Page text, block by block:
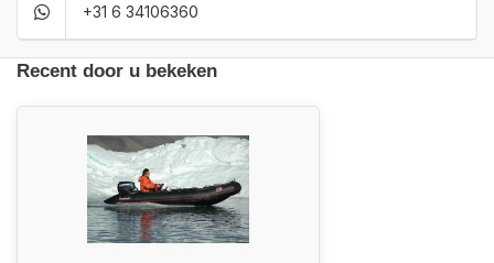
+31 6 34106360
Recent door u bekeken